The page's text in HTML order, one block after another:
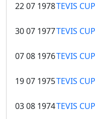
22 07 1978TEVIS CUP
30 07 1977TEVIS CUP
07 08 1976TEVIS CUP
19 07 1975TEVIS CUP
03 08 1974TEVIS CUP